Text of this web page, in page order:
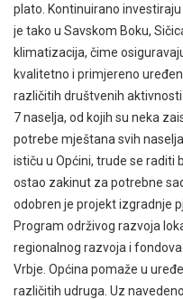
plato. Kontinuirano
je tako u Savskom Boku,
klimatizacija, čime
kvalitetno i primjereno
različitih društvenih
7 naselja, od kojih su neka
potrebe mještana svih
ističu u Općini, trude se raditi
ostao zakinut za potrebne
odobren je projekt izgradnje
Program održivog razvoja
regionalnog razvoja i fondova
Vrbje. Općina pomaže u
različitih udruga. Uz